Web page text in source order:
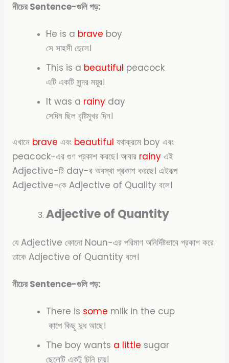
নীচের Sentence-গুলি পড়:
He is a brave boy
সে সাহসী ছেলে।
This is a beautiful peacock
এটি একটি সুন্দর ময়ূর।
It was a rainy day
সেদিন ছিল বৃষ্টিমুখর দিন।
এখানে brave এবং beautiful যথাক্রমে boy এবং
peacock-এর গুণ প্রকাশ করছে। আবার rainyএই
Adjective-টি day-র অবস্থা প্রকাশ করছে। এইরূপ
Adjective-কে Adjective of Quality বলে।
Adjective of Quantity
যে Adjective কোনো Noun-এর পরিমাণ অনির্দিষ্টভাবে প্রকাশ করে
তাকে Adjective of Quantity বলে।
নীচের Sentence-গুলি পড়:
There is some milk in the cup
কাপে কিছু দুধ আছে।
The boy wants a little sugar
ছেলেটি একটু চিনি চায়।